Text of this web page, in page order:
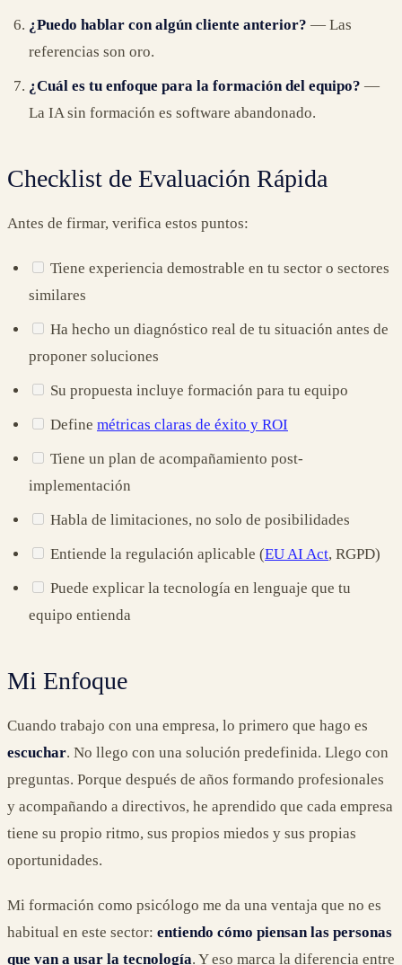
¿Puedo hablar con algún cliente anterior? — Las
referencias son oro.
¿Cuál es tu enfoque para la formación del equipo? —
La IA sin formación es software abandonado.
Checklist de Evaluación Rápida
Antes de firmar, verifica estos puntos:
Tiene experiencia demostrable en tu sector o sectores
similares
Ha hecho un diagnóstico real de tu situación antes de
proponer soluciones
Su propuesta incluye formación para tu equipo
Define métricas claras de éxito y ROI
Tiene un plan de acompañamiento post-
implementación
Habla de limitaciones, no solo de posibilidades
Entiende la regulación aplicable (EU AI Act, RGPD)
Puede explicar la tecnología en lenguaje que tu
equipo entienda
Mi Enfoque
Cuando trabajo con una empresa, lo primero que hago es
escuchar. No llego con una solución predefinida. Llego con
preguntas. Porque después de años formando profesionales
y acompañando a directivos, he aprendido que cada empresa
tiene su propio ritmo, sus propios miedos y sus propias
oportunidades.
Mi formación como psicólogo me da una ventaja que no es
habitual en este sector: entiendo cómo piensan las personas
que van a usar la tecnología. Y eso marca la diferencia entre